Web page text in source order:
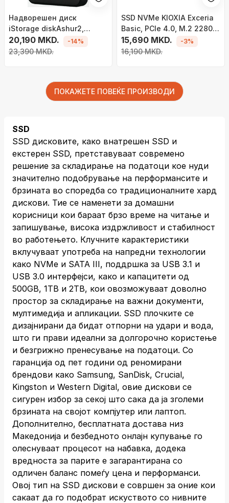
Надворешен диск
iStorage diskAshur2,
500GB, енкрипција AES
256 bit, црн
20,190 MKD.
23,390 MKD.
-14%
SSD NVMe KIOXIA Exceria
Basic, PCIe 4.0, M.2 2280,
црн
15,690 MKD.
16,190 MKD.
-3%
ПОКАЖЕТЕ ПОВЕЌЕ ПРОИЗВОДИ
SSD
SSD дисковите, како внатрешен SSD и
екстерен SSD, претставуваат современо
решение за складирање на податоци кое нуди
значително подобрување на перформансите и
брзината во споредба со традиционалните хард
дискови. Тие се наменети за домашни
корисници кои бараат брзо време на читање и
запишување, висока издржливост и стабилност
во работењето. Клучните карактеристики
вклучуваат употреба на напредни технологии
како NVMe и SATA III, поддршка за USB 3.1 и
USB 3.0 интерфејси, како и капацитети од
500GB, 1TB и 2TB, кои овозможуваат доволно
простор за складирање на важни документи,
мултимедија и апликации. SSD плочките се
дизајнирани да бидат отпорни на удари и вода,
што ги прави идеални за долгорочно користење
и безгрижно пренесување на податоци. Со
гаранција од пет години од реномирани
брендови како Samsung, SanDisk, Crucial,
Kingston и Western Digital, овие дискови се
сигурен избор за секој што сака да ја зголеми
брзината на својот компјутер или лаптоп.
Дополнително, бесплатната достава низ
Македонија и безбедното онлајн купување го
олеснуваат процесот на набавка, додека
вредноста за парите е загарантирана со
одличен баланс помеѓу цена и перформанси.
Овој тип на SSD дискови е совршен за оние кои
сакаат да го подобрат искуството со нивните